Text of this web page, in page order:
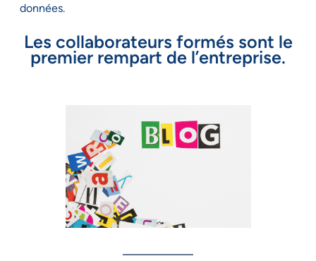
données.
Les collaborateurs formés sont le
premier rempart de l’entreprise.